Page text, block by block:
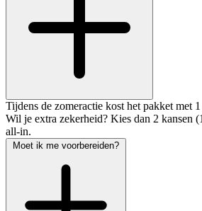
Tijdens de zomeractie kost het pakket met
Wil je extra zekerheid? Kies dan 2 kansen
all-in.
Moet ik me voorbereiden?